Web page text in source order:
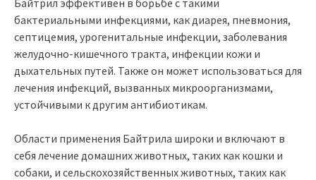
бактериальными инфекциями, как диарея, пневмония,
септицемия, урогенитальные инфекции, заболевания
желудочно-кишечного тракта, инфекции кожи и
дыхательных путей. Также он может использоваться для
лечения инфекций, вызванных микроорганизмами,
устойчивыми к другим антибиотикам.
Области применения Байтрила широки и включают в
себя лечение домашних животных, таких как кошки и
собаки, и сельскохозяйственных животных, таких как